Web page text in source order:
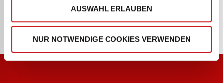
AUSWAHL ERLAUBEN
NUR NOTWENDIGE COOKIES VERWENDEN